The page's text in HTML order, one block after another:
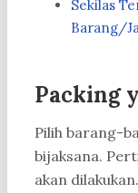
Sekilas
Barang/
Packing
Pilih barang-
bijaksana.
akan